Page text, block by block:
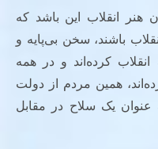
هنر انقلاب این باشد که
باشند، سخن بی‌پایه و
کرده‌اند و در همه
همین مردم از دولت
عنوان یک سلاح در مقابل